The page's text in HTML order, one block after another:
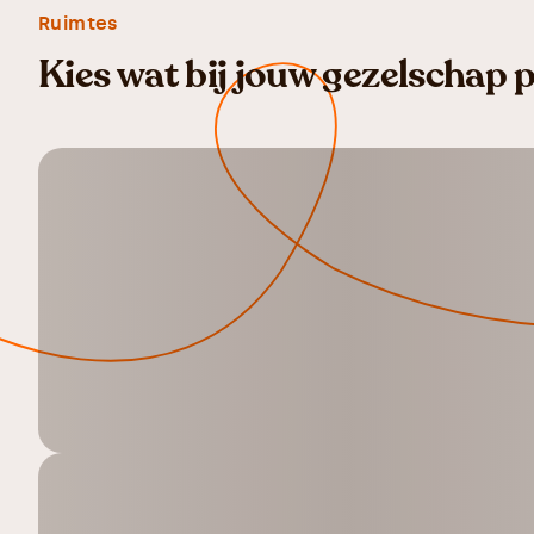
Ruimtes
Kies wat bij jouw gezelschap